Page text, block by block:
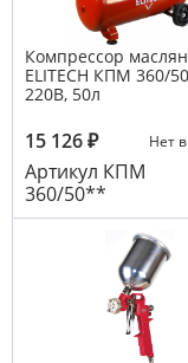
Компрессор
ELITECH КПМ 360/
220В, 50л
15 126₽ Нет
Артикул КПМ
360/50**